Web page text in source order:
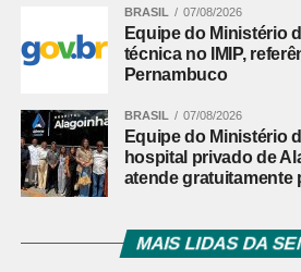
tocou para o meio da área. Marinho
posicionado e finalizou para
classificação do time baiano às
Athletico-PR bate o Vitória por 2 a
nas oitavas da Copa do Brasil
Leia mais:
Portuguesa e conquista
vitória no Campeonato Paulista
BRASIL 07/08/2026
Equipe do Ministério
técnica no IMIP,
Pernambuco
BRASIL 07/08/2026
Equipe do Ministério
hospital privado de
atende gratuitamente
MAIS LIDAS DA